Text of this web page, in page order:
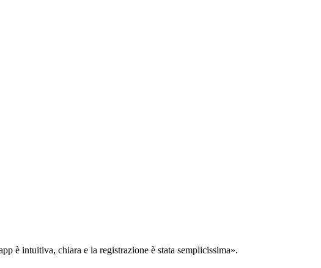
è intuitiva, chiara e la registrazione è stata semplicissima».